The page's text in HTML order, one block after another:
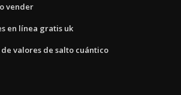
vender
en línea gratis uk
valores de salto cuántico